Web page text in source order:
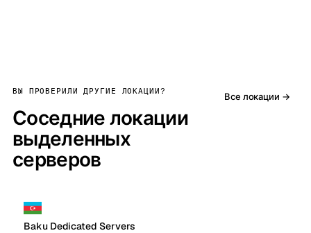
ВЫ ПРОВЕРИЛИ ДРУГИЕ ЛОКАЦИИ?
Соседние локации
выделенных
серверов
Все локации →
Baku Dedicated Servers